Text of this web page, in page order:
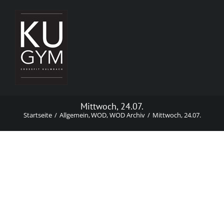
springen
Mittwoch, 24.07.
Startseite Allgemein WOD WOD Archiv Mittwoch, 24.07.